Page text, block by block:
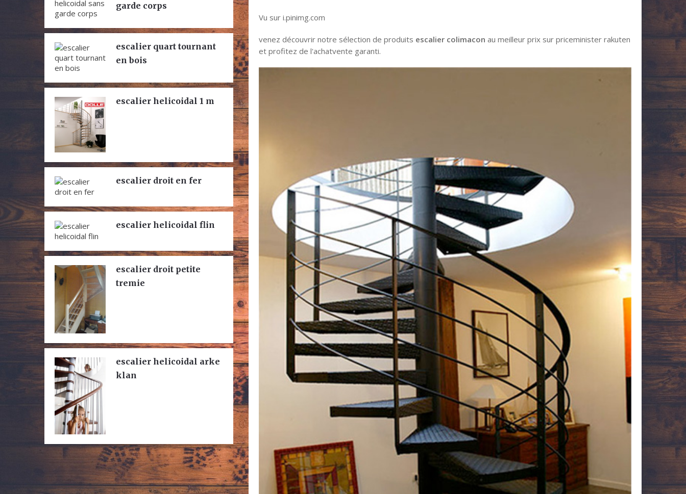
Vu sur i.pinimg.com
venez découvrir notre sélection de produits escalier colimacon au meilleur prix sur priceminister rakuten
et profitez de l'achatvente garanti.
garde corps
escalier quart tournant
en bois
escalier helicoidal 1 m
escalier droit en fer
escalier helicoidal flin
escalier droit petite
tremie
escalier helicoidal arke
klan